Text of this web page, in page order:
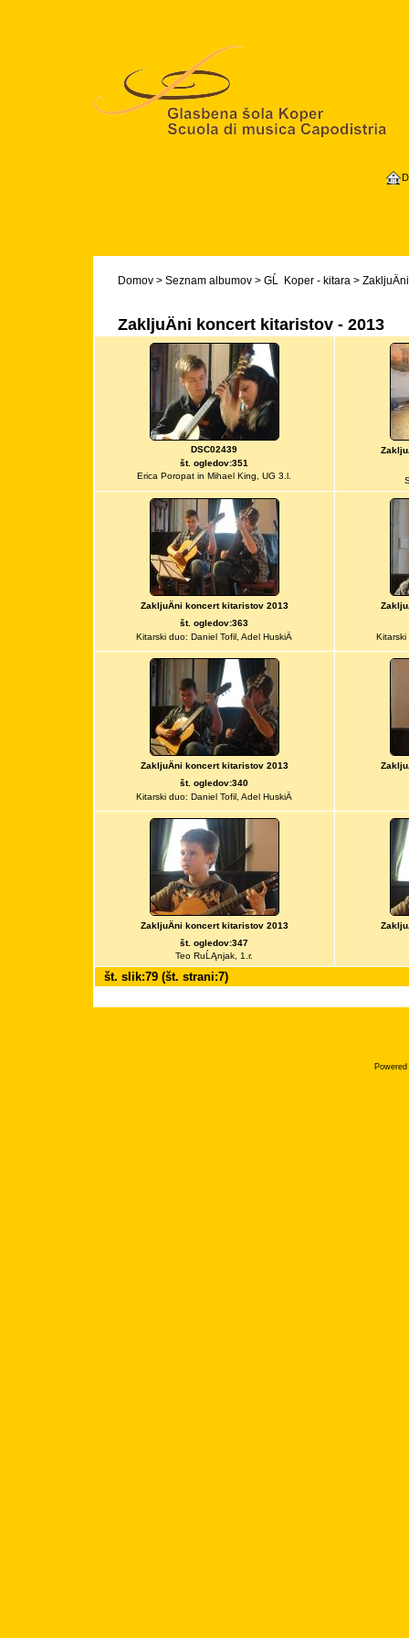
Domov> Seznam albumov> GĹ Koper - kitara>
ZakljuÄni koncert kitaristov - 2013
DSC02439
št. ogledov:351
Erica Poropat in Mihael King, UG 3.l.
ZakljuÄni koncert kitaristov 2013
št. ogledov:363
Kitarski duo: Daniel Tofil, Adel HuskiÄ
Kitarski
ZakljuÄni koncert kitaristov 2013
št. ogledov:340
Kitarski duo: Daniel Tofil, Adel HuskiÄ
ZakljuÄni koncert kitaristov 2013
št. ogledov:347
Teo RuĹĄnjak, 1.r.
št. slik:79 (št. strani:7)